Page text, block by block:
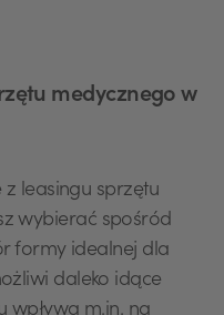
medycznego w
z leasingu sprzętu
wybierać spośród
formy idealnej dla
daleko idące
wpływa m.in. na